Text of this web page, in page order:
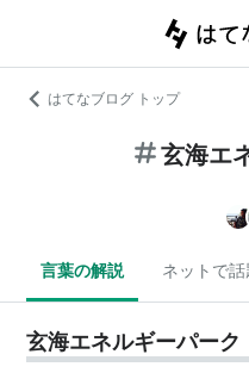
はてなブログ トップ
玄海エ
言葉の解説 ネットで話
玄海エネルギーパーク